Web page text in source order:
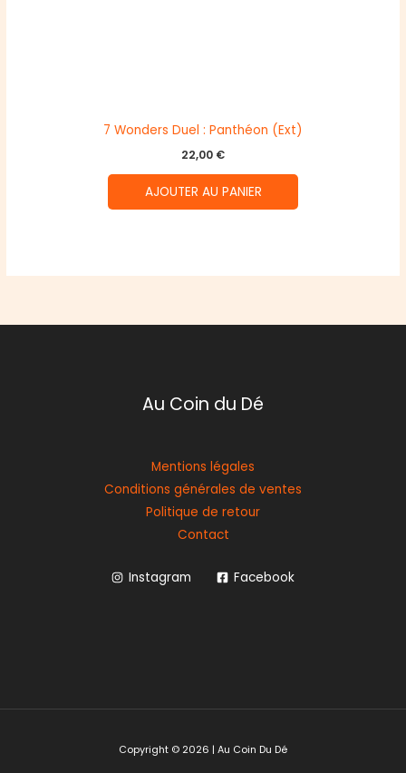
7 Wonders Duel : Panthéon (Ext)
22,00 €
AJOUTER AU PANIER
Au Coin du Dé
Mentions légales
Conditions générales de ventes
Politique de retour
Contact
Instagram Facebook
Copyright © 2026 | Au Coin Du Dé